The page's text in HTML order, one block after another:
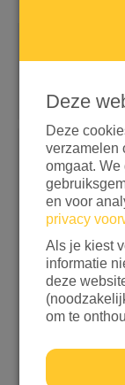
Snel
human,
ignore
Ik wil doneren
€ 15
ANDERS
Deze
Deze
verzamelen
omgaat.
en voor
privacy
Als je kiest
informatie
deze
om te